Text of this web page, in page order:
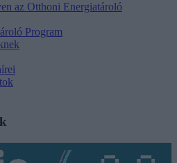
az Otthoni Energiatároló
Program